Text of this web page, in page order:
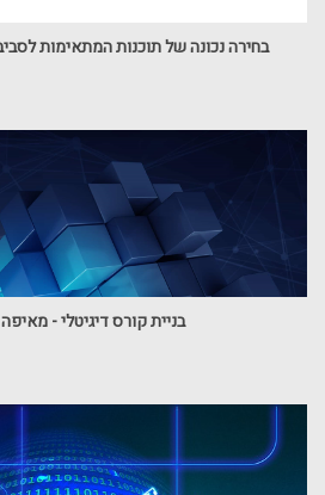
בחירה נכונה של תוכנות המתאימות
בניית קורס דיגיטלי -